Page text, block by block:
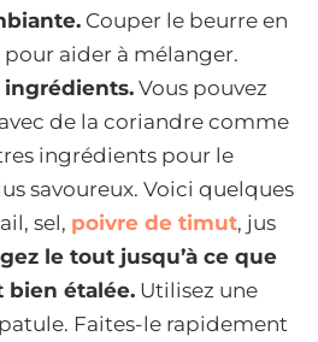
Couper le beurre en
aider à mélanger.
ingrédients. Vous pouvez
de la coriandre comme
ingrédients pour le
savoureux. Voici quelques
sel, poivre de timut, jus
le tout jusqu’à ce que
bien étalée. Utilisez une
Faites-le rapidement